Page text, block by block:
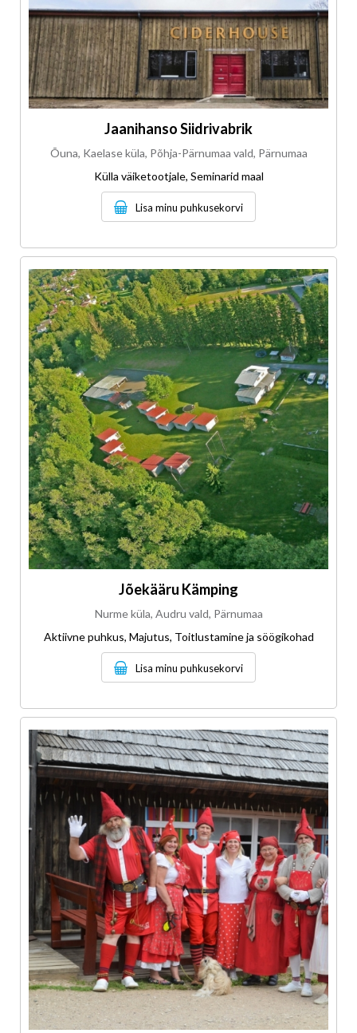
Jaanihanso Siidrivabrik
Õuna, Kaelase küla, Põhja-Pärnumaa vald, Pärnumaa
Külla väiketootjale, Seminarid maal
Lisa minu puhkusekorvi
Jõekääru Kämping
Nurme küla, Audru vald, Pärnumaa
Aktiivne puhkus, Majutus, Toitlustamine ja söögikohad
Lisa minu puhkusekorvi